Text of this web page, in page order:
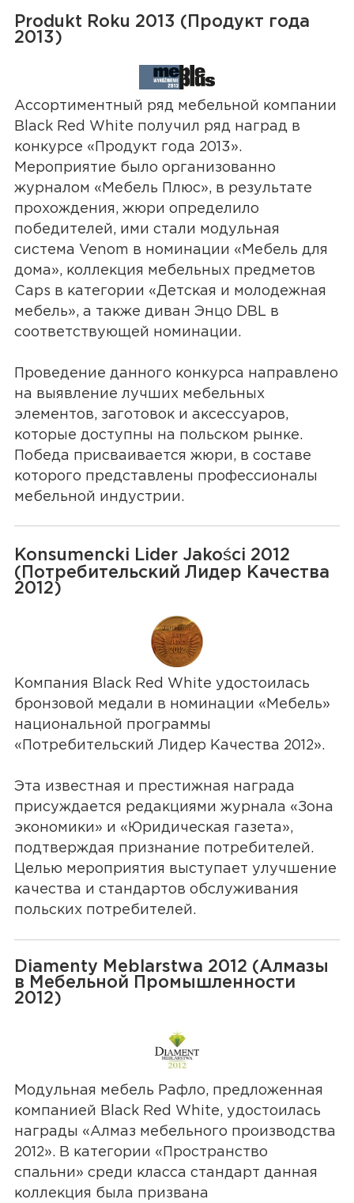
Produkt Roku 2013 (Продукт года
2013)
Ассортиментный ряд мебельной компании
Black Red White получил ряд наград в
конкурсе «Продукт года 2013».
Мероприятие было организованно
журналом «Мебель Плюс», в результате
прохождения, жюри определило
победителей, ими стали модульная
система Venom в номинации «Мебель для
дома», коллекция мебельных предметов
Caps в категории «Детская и молодежная
мебель», а также диван Энцо DBL в
соответствующей номинации.
Проведение данного конкурса направлено
на выявление лучших мебельных
элементов, заготовок и аксессуаров,
которые доступны на польском рынке.
Победа присваивается жюри, в составе
которого представлены профессионалы
мебельной индустрии.
Konsumencki Lider Jakości 2012
(Потребительский Лидер Качества
2012)
Компания Black Red White удостоилась
бронзовой медали в номинации «Мебель»
национальной программы
«Потребительский Лидер Качества 2012».
Эта известная и престижная награда
присуждается редакциями журнала «Зона
экономики» и «Юридическая газета»,
подтверждая признание потребителей.
Целью мероприятия выступает улучшение
качества и стандартов обслуживания
польских потребителей.
Diamenty Meblarstwa 2012 (Алмазы
в Мебельной Промышленности
2012)
Модульная мебель Рафло, предложенная
компанией Black Red White, удостоилась
награды «Алмаз мебельного производства
2012». В категории «Пространство
спальни» среди класса стандарт данная
коллекция была призвана